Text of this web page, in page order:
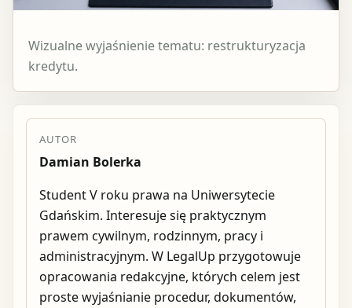
Wizualne wyjaśnienie tematu: restrukturyzacja
kredytu.
AUTOR
Damian Bolerka
Student V roku prawa na Uniwersytecie
Gdańskim. Interesuje się praktycznym
prawem cywilnym, rodzinnym, pracy i
administracyjnym. W LegalUp przygotowuje
opracowania redakcyjne, których celem jest
proste wyjaśnianie procedur, dokumentów,